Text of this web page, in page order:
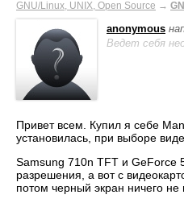
GNU/Linux, UNIX, Open Source →
anonymous
Ведет себя
Привет всем. Купил я себе
установилась, при выборе
Samsung 710n TFT и GeForce
разрешения, а вот с
потом черный экран ничего